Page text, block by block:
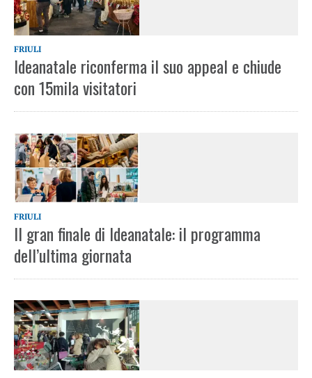
FRIULI
Ideanatale riconferma il suo appeal e chiude
con 15mila visitatori
FRIULI
Il gran finale di Ideanatale: il programma
dell’ultima giornata